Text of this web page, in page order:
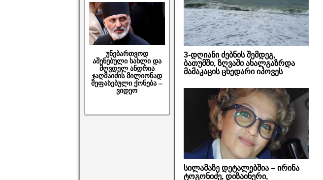
3-დღიანი ძებნის შემდეგ,
ბათუმში, ზღვაში ახალგაზრდა
მამაკაცის ცხედარი იპოვეს
სილამაზე დეტალებშია – ირინა
ტოგონიძე, დიზაინერი,
უნებართვოდ
აშენებული სახლი და
მღვდელ ანდრია
ჯაღმაიძის მილიონად
შეფასებული ქონება –
ვიდეო